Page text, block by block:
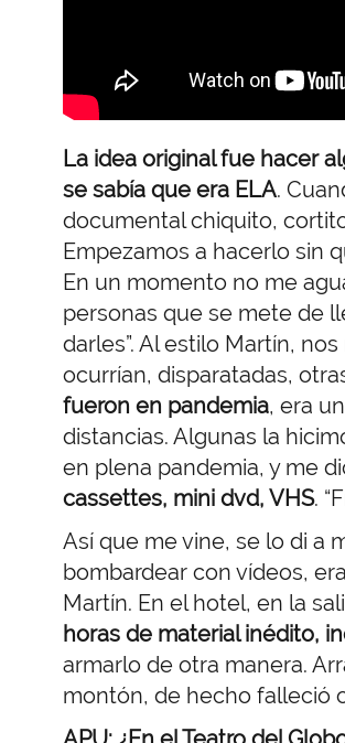
La idea original fue hacer
se sabía que era ELA.
documental chiquito,
Empezamos a hacerlo sin
En un momento no me
personas que se mete de
darles”. Al estilo Martín,
ocurrían, disparatadas,
fueron en pandemia, era
distancias. Algunas la
en plena pandemia, y me
cassettes, mini dvd, VHS.
Así que me vine, se lo di a
bombardear con vídeos,
Martín. En el hotel, en la
horas de material inédito,
armarlo de otra manera.
montón, de hecho falleció